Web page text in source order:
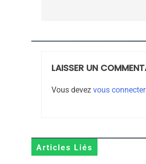
LAISSER UN
Vous devez vous connecter
Articles Liés
CE